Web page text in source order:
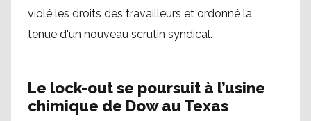
violé les droits des travailleurs et ordonné la
tenue d'un nouveau scrutin syndical.
Le lock-out se poursuit à l’usine
chimique de Dow au Texas